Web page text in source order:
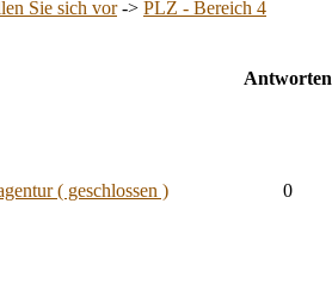
Sie sich vor-> PLZ - Bereich 4
Antworten
( geschlossen ) 0